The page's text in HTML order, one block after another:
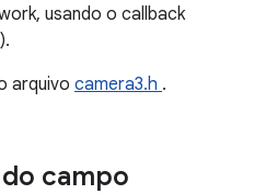
usando o callback
arquivo camera3.h .
campo